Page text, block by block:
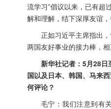
流学习”倡议以来，已有超
解和理解，结下深厚友谊
正如习近平主席指出
两国友好事业的接力棒，
新华社记者：5月28
国以及日本、韩国、马来
何评论？
毛宁：我们注意到有